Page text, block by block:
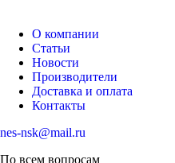
О компании
Статьи
Новости
Производители
Доставка и оплата
Контакты
nes-nsk@mail.ru
По всем вопросам